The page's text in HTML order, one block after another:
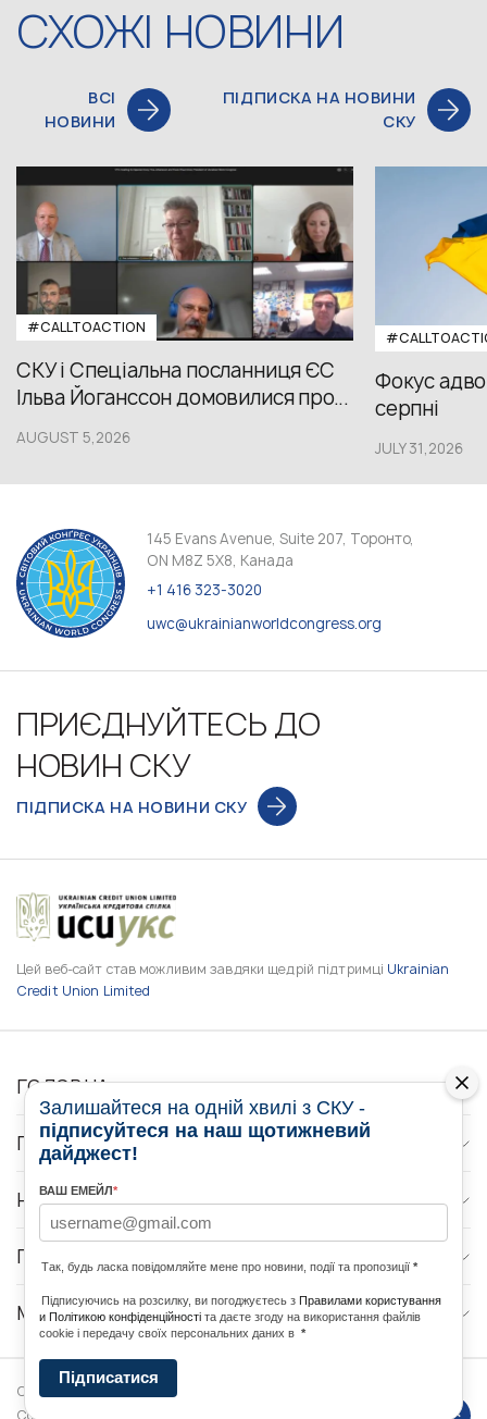
СХОЖІ НОВИНИ
ВСІ
НОВИНИ
ПІДПИСКА НА НОВИНИ
СКУ
#CALLTOACTION
СКУ і Спеціальна посланниця ЄС
Ільва Йоганссон домовилися про...
AUGUST 5,2026
Фокус
серпні
JULY 31,2026
145 Evans Avenue, Suite 207, Торонто,
ON M8Z 5X8, Канада
+1 416 323-3020
uwc@ukrainianworldcongress.org
ПРИЄДНУЙТЕСЬ ДО
НОВИН СКУ
ПІДПИСКА НА НОВИНИ СКУ
Цей веб-сайт став можливим завдяки щедрій підтримці Ukrainian
Credit Union Limited
ГОЛОВНА
ПРО НАС
НОВИНИ
ПРОГРАМИ
МЕДІА КОНТАКТИ
Copyright © 2026 Ukrainian World
Congress. Powered by
Залишайтеся на одній хвилі з СКУ -
підписуйтеся на наш щотижневий
дайджест!
ВАШ ЕМЕЙЛ*
Так, будь ласка повідомляйте мене про новини, події та пропозиції *
Підписуючись на розсилку, ви погоджуєтесь з Правилами користування
и Політикою конфіденційності та даєте згоду на використання файлів
cookie і передачу своїх персональних даних в *
Підписатися